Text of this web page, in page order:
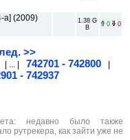
a] (2009)
1.38 G
B
0 0
>>
| ... | 742701 - 742800 |
- 742937
недавно было также
рутрекера, как зайти уже не